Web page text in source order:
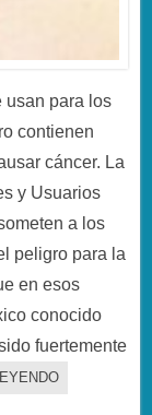
usan para los
contienen
cáncer. La
y Usuarios
a los
peligro para la
en esos
conocido
fuertemente